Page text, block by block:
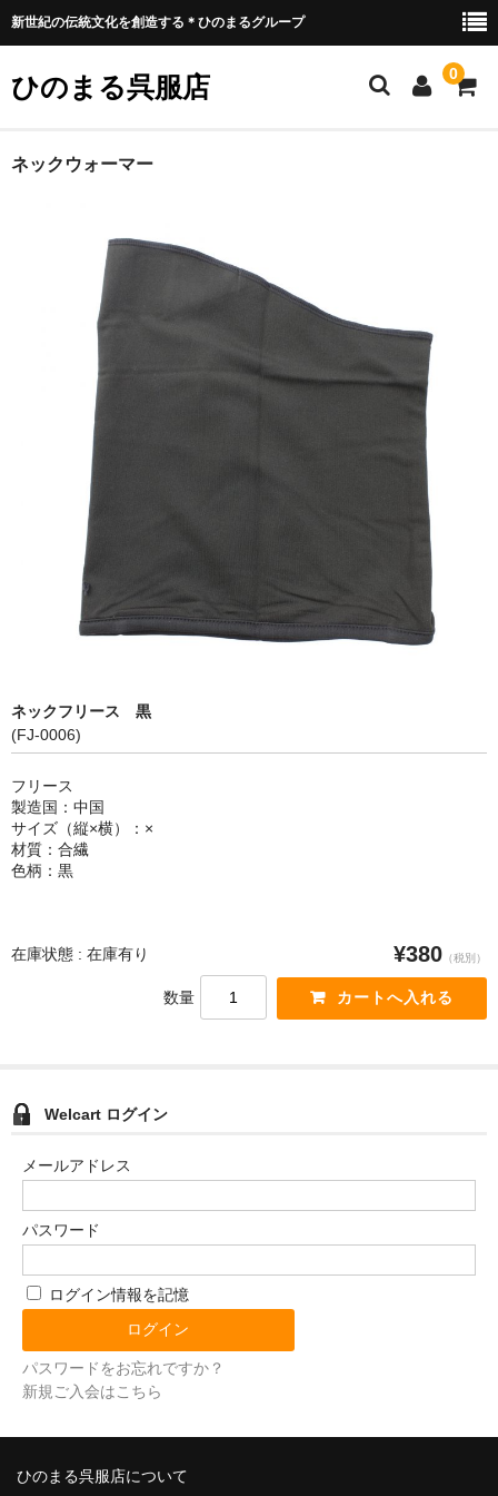
新世紀の伝統文化を創造する＊ひのまるグループ
ひのまる呉服店 0
ホーム
お好みプリント
お好みプリント 例1
ウェア類
バッグ類
カートを見る
ネックウォーマー
ネックフリース 黒
(FJ-0006)
フリース
製造国：中国
サイズ（縦×横）：×
材質：合繊
色柄：黒
在庫状態 : 在庫有り ¥380 （税別）
数量
Welcart ログイン
メールアドレス
パスワード
ログイン情報を記憶
パスワードをお忘れですか？
新規ご入会はこちら
ひのまる呉服店について